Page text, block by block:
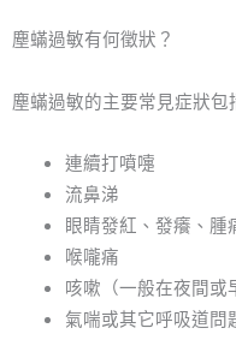
塵蟎過敏有何徵狀？
塵蟎過敏的主要常見症狀包
連續打噴嚏
流鼻涕
眼睛發紅、發癢、腫
喉嚨痛
咳嗽（一般在夜間或
氣喘或其它呼吸道問